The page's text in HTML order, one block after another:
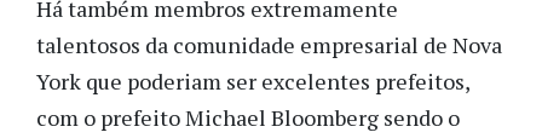
Há também membros extremamente
talentosos da comunidade empresarial de Nova
York que poderiam ser excelentes prefeitos,
com o prefeito Michael Bloomberg sendo o